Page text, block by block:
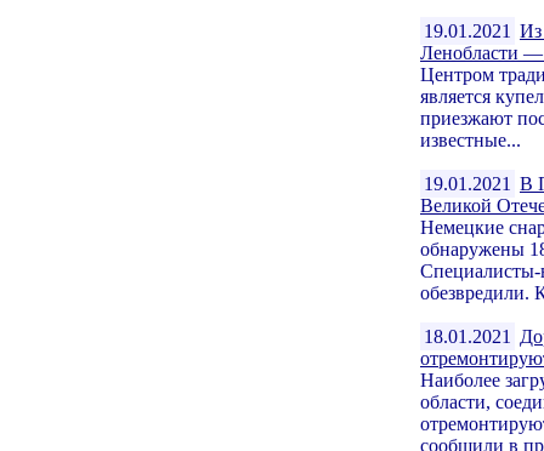
19.01.2021 Из
Ленобласти
Центром
является
приезжают
известные...
19.01.2021 В
Великой
Немецкие
обнаружены
обезвредили.
18.01.2021
Наиболее
области,
сообщили в